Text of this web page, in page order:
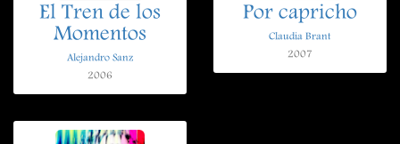
El Tren de los
Momentos
Alejandro Sanz
2006
Por capricho
Claudia Brant
2007